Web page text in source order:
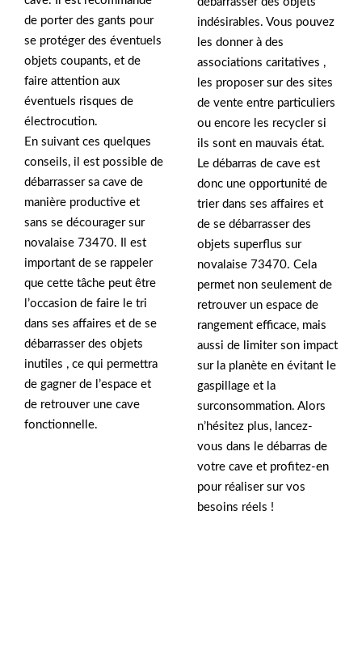
de porter des gants pour
se protéger des éventuels
objets coupants, et de
faire attention aux
éventuels risques de
électrocution.
En suivant ces quelques
conseils, il est possible de
débarrasser sa cave de
manière productive et
sans se décourager sur
novalaise 73470. Il est
important de se rappeler
que cette tâche peut être
l’occasion de faire le tri
dans ses affaires et de se
débarrasser des objets
inutiles , ce qui permettra
de gagner de l’espace et
de retrouver une cave
fonctionnelle.
indésirables. Vous pouvez
les donner à des
associations caritatives ,
les proposer sur des sites
de vente entre particuliers
ou encore les recycler si
ils sont en mauvais état.
Le débarras de cave est
donc une opportunité de
trier dans ses affaires et
de se débarrasser des
objets superflus sur
novalaise 73470. Cela
permet non seulement de
retrouver un espace de
rangement efficace, mais
aussi de limiter son impact
sur la planète en évitant le
gaspillage et la
surconsommation. Alors
n’hésitez plus, lancez-
vous dans le débarras de
votre cave et profitez-en
pour réaliser sur vos
besoins réels !